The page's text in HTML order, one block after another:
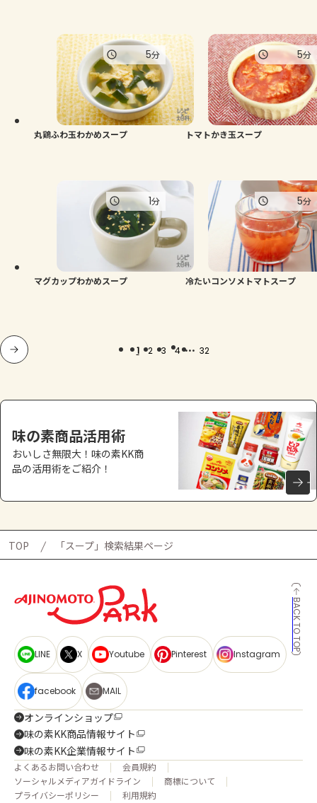
丸鶏ふわ玉わかめスープ
5分
トマトかき玉スープ
5分
マグカップわかめスープ
1分
冷たいコンソメトマトスープ
5分
1 2 3 4 ... 32
味の素商品活用術
おいしさ無限大！味の素KK商
品の活用術をご紹介！
TOP 「スープ」検索結果ページ
BACK TO TOP
LINE X Youtube Pinterest Instagram
facebook MAIL
オンラインショップ
味の素KK商品情報サイト
味の素KK企業情報サイト
よくあるお問い合わせ
会員規約
ソーシャルメディアガイドライン
商標について
プライバシーポリシー
利用規約